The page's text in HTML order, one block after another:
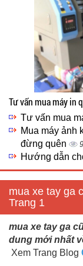
Tư vấn mua máy in
Tư vấn mua
Mua máy ảnh
đừng quên
Hướng dẫn
mua xe tay ga
Trang 1
mua xe tay ga
dung mới nhất
Xem Trang Blog